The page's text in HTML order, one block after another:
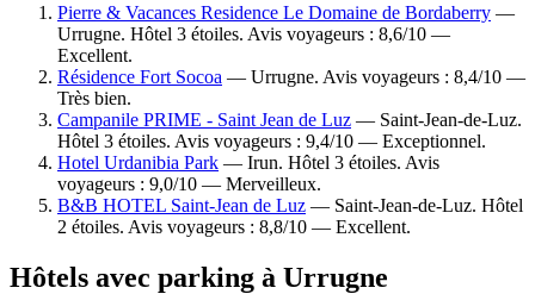
Pierre & Vacances Residence Le Domaine de Bordaberry —
Urrugne. Hôtel 3 étoiles. Avis voyageurs : 8,6/10 —
Excellent.
Résidence Fort Socoa — Urrugne. Avis voyageurs : 8,4/10 —
Très bien.
Campanile PRIME - Saint Jean de Luz — Saint-Jean-de-Luz.
Hôtel 3 étoiles. Avis voyageurs : 9,4/10 — Exceptionnel.
Hotel Urdanibia Park — Irun. Hôtel 3 étoiles. Avis
voyageurs : 9,0/10 — Merveilleux.
B&B HOTEL Saint-Jean de Luz — Saint-Jean-de-Luz. Hôtel
2 étoiles. Avis voyageurs : 8,8/10 — Excellent.
Hôtels avec parking à Urrugne